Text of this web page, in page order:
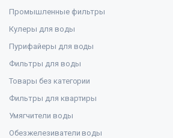
Промышленные фильтры
Кулеры для воды
Пурифайеры для воды
Фильтры для воды
Товары без категории
Фильтры для квартиры
Умягчители воды
Обезжелезиватели воды